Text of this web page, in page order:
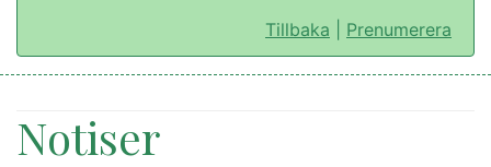
Tillbaka Prenumerera
Notiser